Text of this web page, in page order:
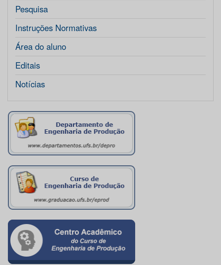
Pesquisa
Instruções Normativas
Área do aluno
Editais
Notícias